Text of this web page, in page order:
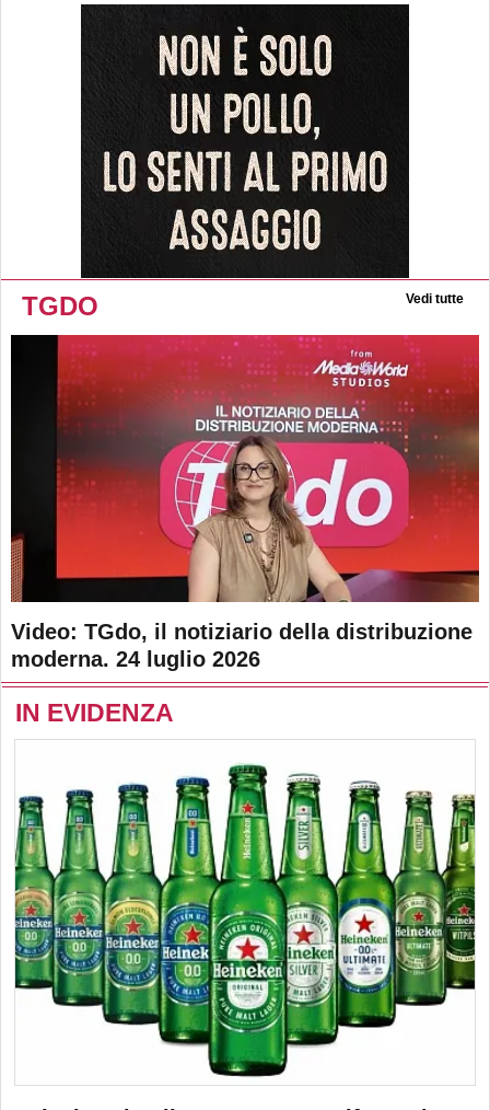
TGDO Vedi tutte
Video: TGdo, il notiziario della distribuzione
moderna. 24 luglio 2026
IN EVIDENZA